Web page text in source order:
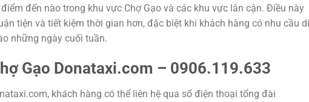
đến nào trong khu vực Chợ Gạo và các khu vực lân cận. Điều này
tiện và tiết kiệm thời gian hơn, đặc biệt khi khách hàng có nhu cầu di
những ngày cuối tuần.
Gạo Donataxi.com – 0906.119.633
khách hàng có thể liên hệ qua số điện thoại tổng đài